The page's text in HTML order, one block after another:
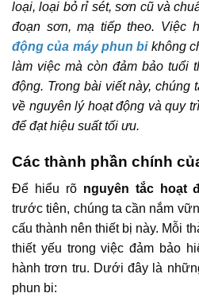
loại, loại bỏ rỉ sét, sơn cũ và
đoạn sơn, mạ tiếp theo. Việc
động của máy phun bi không
làm việc mà còn đảm bảo tuổi
động. Trong bài viết này, chúng
về nguyên lý hoạt động và quy
để đạt hiệu suất tối ưu.
Các thành phần chính
Để hiểu rõ nguyên tắc hoạt
trước tiên, chúng ta cần nắm
cấu thành nên thiết bị này. Mỗi
thiết yếu trong việc đảm bảo
hành trơn tru. Dưới đây là
phun bi: